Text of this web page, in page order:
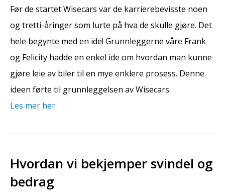
Før de startet Wisecars var de karrierebevisste noen
og tretti-åringer som lurte på hva de skulle gjøre. Det
hele begynte med en ide! Grunnleggerne våre Frank
og Felicity hadde en enkel ide om hvordan man kunne
gjøre leie av biler til en mye enklere prosess. Denne
ideen førte til grunnleggelsen av Wisecars.
Les mer her
Hvordan vi bekjemper svindel og
bedrag